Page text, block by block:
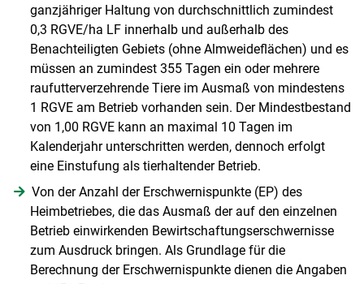
ganzjähriger Haltung von durchschnittlich zumindest
0,3 RGVE/ha LF innerhalb und außerhalb des
Benachteiligten Gebiets (ohne Almweideflächen) und es
müssen an zumindest 355 Tagen ein oder mehrere
raufutterverzehrende Tiere im Ausmaß von mindestens
1 RGVE am Betrieb vorhanden sein. Der Mindestbestand
von 1,00 RGVE kann an maximal 10 Tagen im
Kalenderjahr unterschritten werden, dennoch erfolgt
eine Einstufung als tierhaltender Betrieb.
Von der Anzahl der Erschwernispunkte (EP) des
Heimbetriebes, die das Ausmaß der auf den einzelnen
Betrieb einwirkenden Bewirtschaftungserschwernisse
zum Ausdruck bringen. Als Grundlage für die
Berechnung der Erschwernispunkte dienen die Angaben